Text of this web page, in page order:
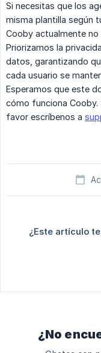
Si necesitas que los
misma plantilla según
Cooby actualmente
Priorizamos la
datos, garantizando
cada usuario se
Esperamos que este
cómo funciona Cooby.
favor escríbenos a
¿Este artículo
¿No